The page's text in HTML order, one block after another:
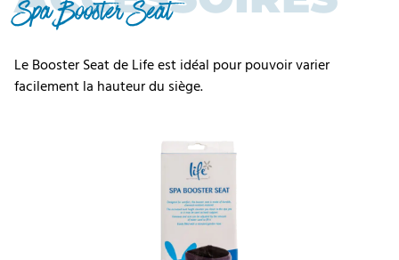
Spa Booster Seat
Le Booster Seat de Life est idéal pour pouvoir varier
facilement la hauteur du siège.